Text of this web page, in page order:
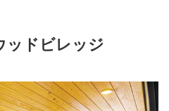
ッドビレッジ